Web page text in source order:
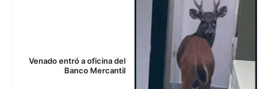
Venado entró a oficina del
Banco Mercantil